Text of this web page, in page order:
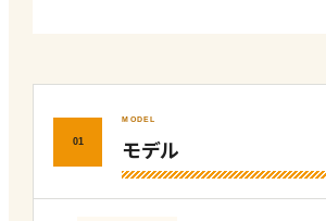
01
MODEL
モデル